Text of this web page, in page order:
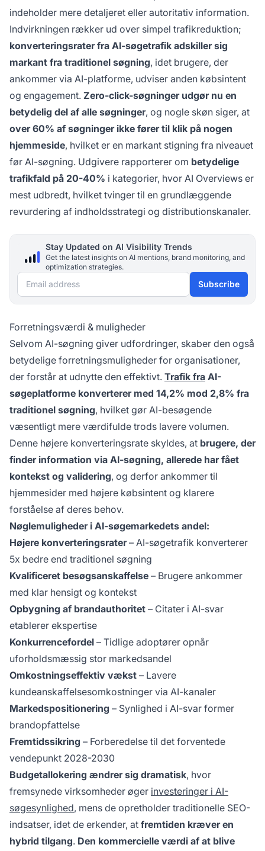
indeholder mere detaljeret eller autoritativ information.
Indvirkningen rækker ud over simpel trafikreduktion;
konverteringsrater fra AI-søgetrafik adskiller sig
markant fra traditionel søgning, idet brugere, der
ankommer via AI-platforme, udviser anden købsintent
og engagement. Zero-click-søgninger udgør nu en
betydelig del af alle søgninger, og nogle skøn siger, at
over 60% af søgninger ikke fører til klik på nogen
hjemmeside, hvilket er en markant stigning fra niveauet
før AI-søgning. Udgivere rapporterer om betydelige
trafikfald på 20-40% i kategorier, hvor AI Overviews er
mest udbredt, hvilket tvinger til en grundlæggende
revurdering af indholdsstrategi og distributionskanaler.
Stay Updated on AI Visibility Trends
Get the latest insights on AI mentions, brand monitoring, and
optimization strategies.
Email address Subscribe
Forretningsværdi & muligheder
Selvom AI-søgning giver udfordringer, skaber den også
betydelige forretningsmuligheder for organisationer,
der forstår at udnytte den effektivt. Trafik fra AI-
søgeplatforme konverterer med 14,2% mod 2,8% fra
traditionel søgning, hvilket gør AI-besøgende
væsentligt mere værdifulde trods lavere volumen.
Denne højere konverteringsrate skyldes, at brugere, der
finder information via AI-søgning, allerede har fået
kontekst og validering, og derfor ankommer til
hjemmesider med højere købsintent og klarere
forståelse af deres behov.
Nøglemuligheder i AI-søgemarkedets andel:
Højere konverteringsrater– AI-søgetrafik konverterer
5x bedre end traditionel søgning
Kvalificeret besøgsanskaffelse – Brugere ankommer
med klar hensigt og kontekst
Opbygning af brandauthoritet – Citater i AI-svar
etablerer ekspertise
Konkurrencefordel – Tidlige adoptører opnår
uforholdsmæssig stor markedsandel
Omkostningseffektiv vækst – Lavere
kundeanskaffelsesomkostninger via AI-kanaler
Markedspositionering – Synlighed i AI-svar former
brandopfattelse
Fremtidssikring – Forberedelse til det forventede
vendepunkt 2028-2030
Budgetallokering ændrer sig dramatisk, hvor
fremsynede virksomheder øger investeringer i AI-
søgesynlighed, mens de opretholder traditionelle SEO-
indsatser, idet de erkender, at fremtiden kræver en
hybrid tilgang. Den kommercielle værdi af at blive